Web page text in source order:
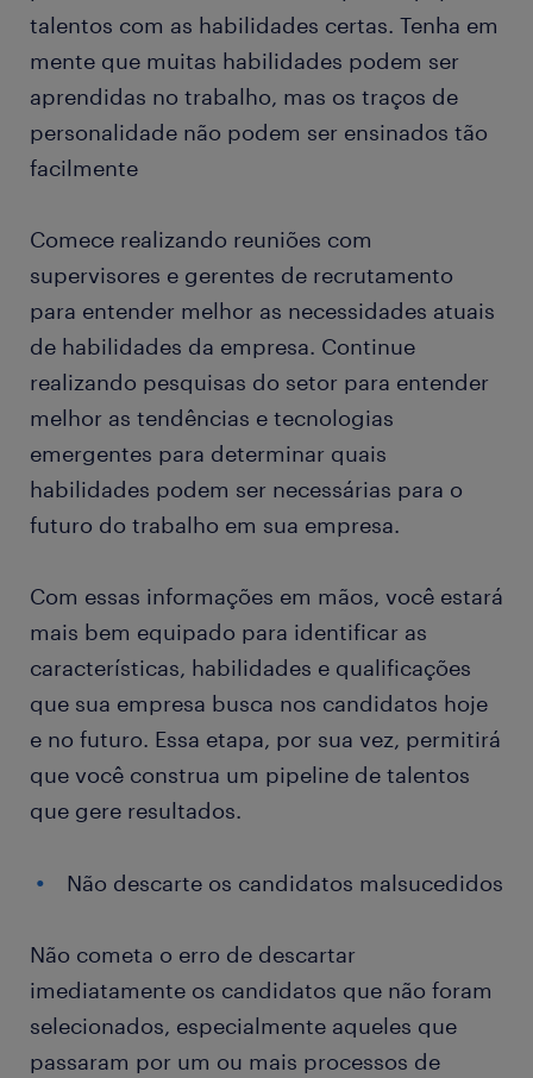
talentos com as habilidades certas. Tenha em
mente que muitas habilidades podem ser
aprendidas no trabalho, mas os traços de
personalidade não podem ser ensinados tão
facilmente
Comece realizando reuniões com
supervisores e gerentes de recrutamento
para entender melhor as necessidades atuais
de habilidades da empresa. Continue
realizando pesquisas do setor para entender
melhor as tendências e tecnologias
emergentes para determinar quais
habilidades podem ser necessárias para o
futuro do trabalho em sua empresa.
Com essas informações em mãos, você estará
mais bem equipado para identificar as
características, habilidades e qualificações
que sua empresa busca nos candidatos hoje
e no futuro. Essa etapa, por sua vez, permitirá
que você construa um pipeline de talentos
que gere resultados.
Não descarte os candidatos malsucedidos
Não cometa o erro de descartar
imediatamente os candidatos que não foram
selecionados, especialmente aqueles que
passaram por um ou mais processos de